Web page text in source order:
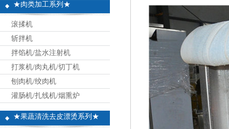
★肉类加工系列★
滚揉机
斩拌机
拌馅机/盐水注射机
打浆机/肉丸机/切丁机
刨肉机/绞肉机
灌肠机/扎线机/烟熏炉
★果蔬清洗去皮漂烫系列★